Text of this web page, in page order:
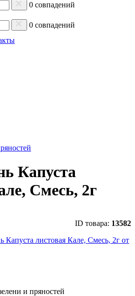
0 совпадений
0 совпадений
Капуста
Смесь, 2г
ID товара: 13582
и пряностей